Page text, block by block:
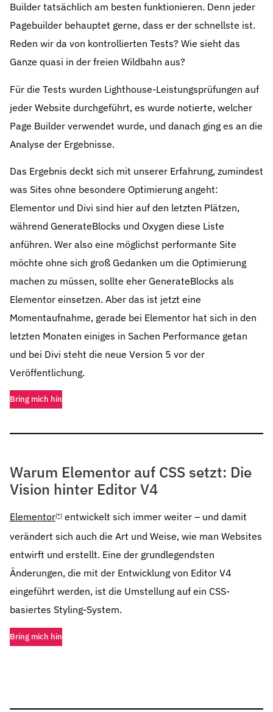
Builder tatsächlich am besten funktionieren. Denn jeder
Pagebuilder behauptet gerne, dass er der schnellste ist.
Reden wir da von kontrollierten Tests? Wie sieht das
Ganze quasi in der freien Wildbahn aus?
Für die Tests wurden Lighthouse-Leistungsprüfungen auf
jeder Website durchgeführt, es wurde notierte, welcher
Page Builder verwendet wurde, und danach ging es an die
Analyse der Ergebnisse.
Das Ergebnis deckt sich mit unserer Erfahrung, zumindest
was Sites ohne besondere Optimierung angeht:
Elementor und Divi sind hier auf den letzten Plätzen,
während GenerateBlocks und Oxygen diese Liste
anführen. Wer also eine möglichst performante Site
möchte ohne sich groß Gedanken um die Optimierung
machen zu müssen, sollte eher GenerateBlocks als
Elementor einsetzen. Aber das ist jetzt eine
Momentaufnahme, gerade bei Elementor hat sich in den
letzten Monaten einiges in Sachen Performance getan
und bei Divi steht die neue Version 5 vor der
Veröffentlichung.
Bring mich hin
Warum Elementor auf CSS setzt: Die
Vision hinter Editor V4
Elementor(*) entwickelt sich immer weiter – und damit
verändert sich auch die Art und Weise, wie man Websites
entwirft und erstellt. Eine der grundlegendsten
Änderungen, die mit der Entwicklung von Editor V4
eingeführt werden, ist die Umstellung auf ein CSS-
basiertes Styling-System.
Bring mich hin